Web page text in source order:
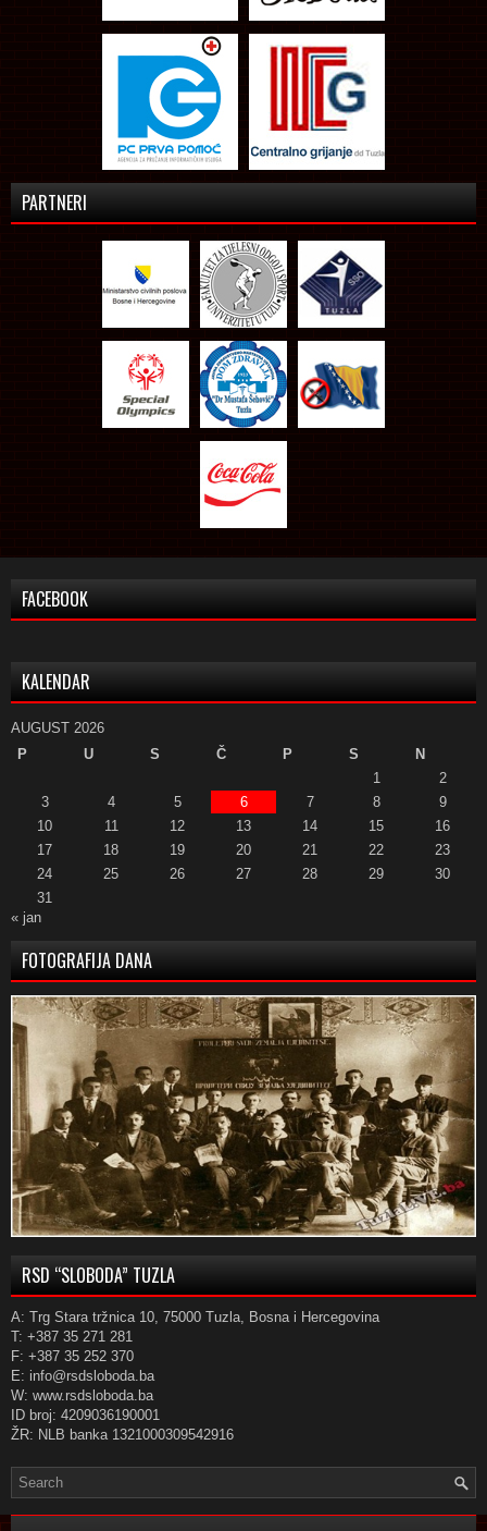
PARTNERI
FACEBOOK
KALENDAR
AUGUST 2026
P
U S Č P S
N
1
2
3
4 5 6 7 8
9
10
11 12 13 14 15
16
17
18 19 20 21 22
23
24
25 26 27 28 29
30
31
« jan
FOTOGRAFIJA DANA
RSD “SLOBODA” TUZLA
A: Trg Stara tržnica 10, 75000 Tuzla, Bosna i Hercegovina
T: +387 35 271 281
F: +387 35 252 370
E: info@rsdsloboda.ba
W: www.rsdsloboda.ba
ID broj: 4209036190001
ŽR: NLB banka 1321000309542916